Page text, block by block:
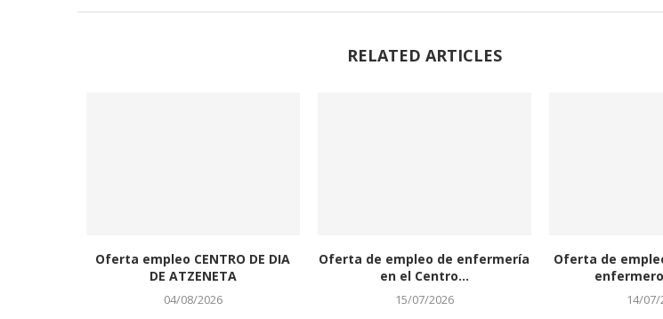
RELATED ARTICLES
Oferta empleo CENTRO DE DIA
DE ATZENETA
04/08/2026
Oferta de empleo de enfermería
en el Centro...
15/07/2026
Oferta de
14/07/